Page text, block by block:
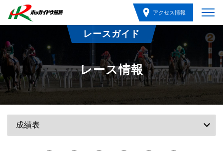
アクセス情報
レースガイド
レース情報